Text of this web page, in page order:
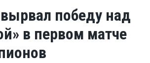
победу над
в первом матче